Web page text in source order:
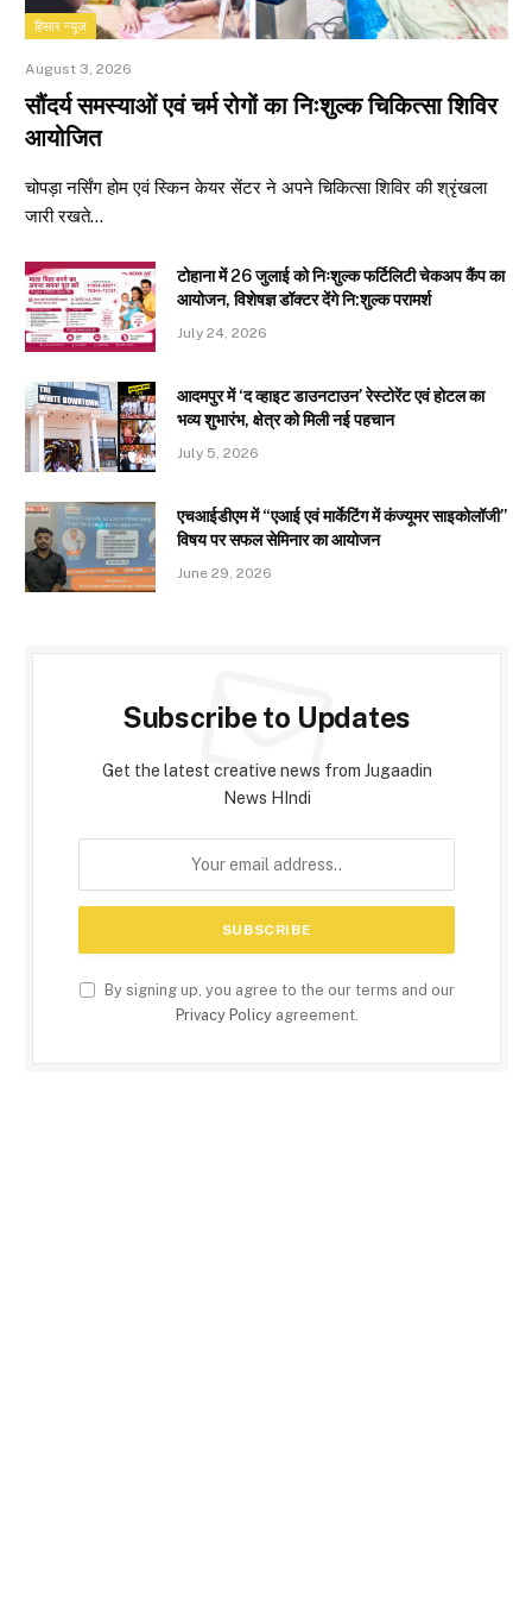
हिसार न्यूज
August 3, 2026
सौंदर्य समस्याओं एवं चर्म रोगों का निःशुल्क चिकित्सा शिविर
आयोजित
चोपड़ा नर्सिंग होम एवं स्किन केयर सेंटर ने अपने चिकित्सा शिविर की श्रृंखला
जारी रखते…
टोहाना में 26 जुलाई को निःशुल्क फर्टिलिटी चेकअप कैंप का
आयोजन, विशेषज्ञ डॉक्टर देंगे नि:शुल्क परामर्श
July 24, 2026
आदमपुर में ‘द व्हाइट डाउनटाउन’ रेस्टोरेंट एवं होटल का
भव्य शुभारंभ, क्षेत्र को मिली नई पहचान
July 5, 2026
एचआईडीएम में “एआई एवं मार्केटिंग में कंज्यूमर साइकोलॉजी”
विषय पर सफल सेमिनार का आयोजन
June 29, 2026
Subscribe to Updates
Get the latest creative news from Jugaadin
News HIndi
By signing up, you agree to the our terms and our
Privacy Policyagreement.